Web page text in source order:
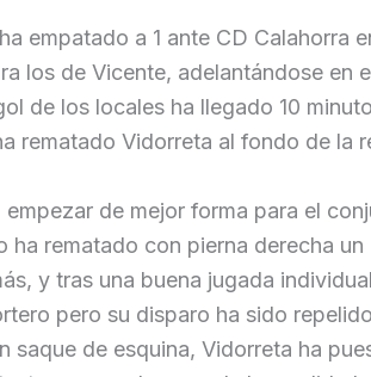
empatado a 1 ante CD Calahorra
los de Vicente, adelantándose en
de los locales ha llegado 10
rematado Vidorreta al fondo de la
de mejor forma para el
ha rematado con pierna derecha
y tras una buena jugada
pero su disparo ha sido
saque de esquina, Vidorreta ha